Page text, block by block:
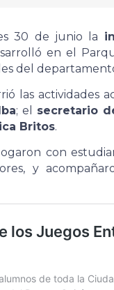
30 de junio la
en el
del
las actividades
; el secretario
Britos.
con
y